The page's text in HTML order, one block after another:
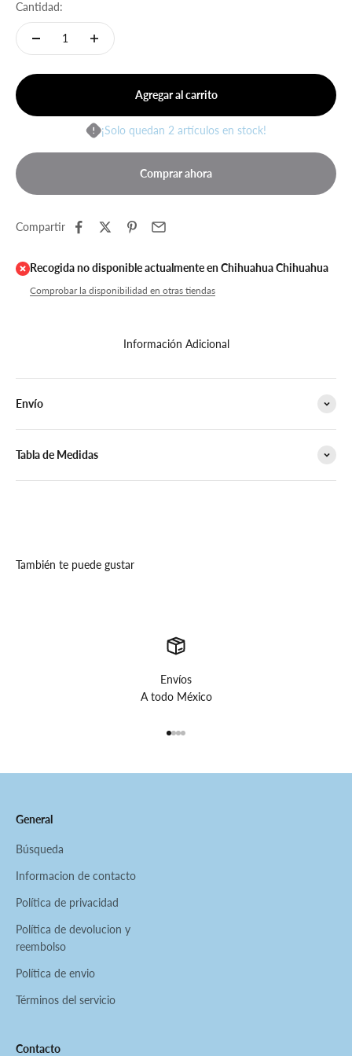
Cantidad:
Agregar al carrito
¡Solo quedan 2 artículos en stock!
Comprar ahora
Compartir
Recogida no disponible actualmente en Chihuahua Chihuahua
Comprobar la disponibilidad en otras tiendas
Información Adicional
Envío
Tabla de Medidas
También te puede gustar
Envíos
A todo México
General
Búsqueda
Informacion de contacto
Política de privacidad
Política de devolucion y
reembolso
Política de envio
Términos del servicio
Contacto